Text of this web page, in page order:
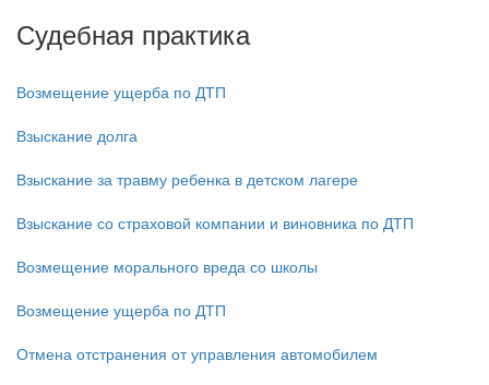
Судебная практика
Возмещение ущерба по ДТП
Взыскание долга
Взыскание за травму ребенка в детском лагере
Взыскание со страховой компании и виновника по ДТП
Возмещение морального вреда со школы
Возмещение ущерба по ДТП
Отмена отстранения от управления автомобилем